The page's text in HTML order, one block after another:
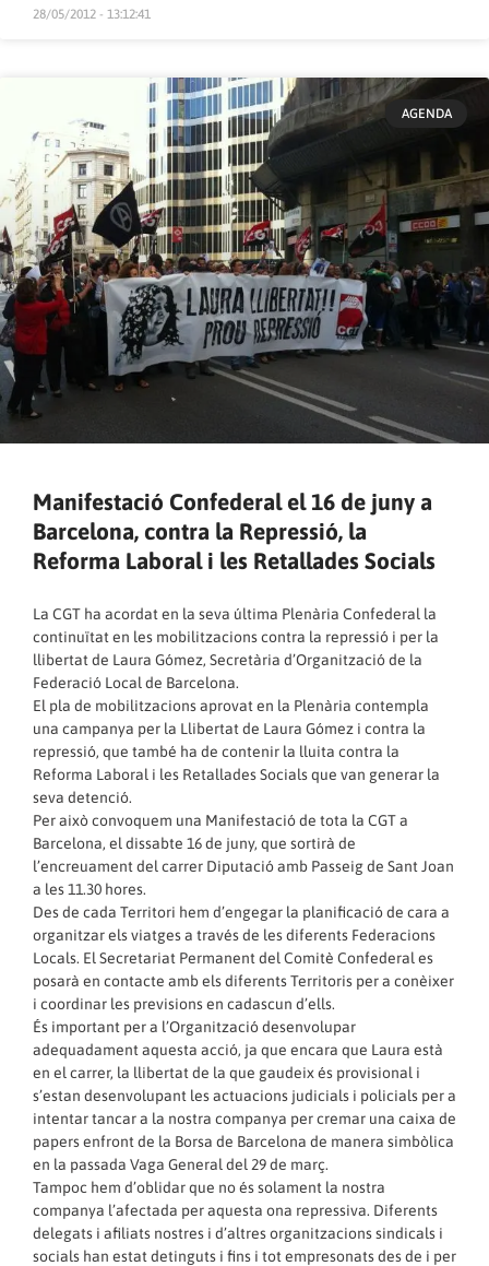
28/05/2012 - 13:12:41
AGENDA
Manifestació Confederal el 16 de juny a
Barcelona, contra la Repressió, la
Reforma Laboral i les Retallades Socials
La CGT ha acordat en la seva última Plenària Confederal la
continuïtat en les mobilitzacions contra la repressió i per la
llibertat de Laura Gómez, Secretària d’Organització de la
Federació Local de Barcelona.
El pla de mobilitzacions aprovat en la Plenària contempla
una campanya per la Llibertat de Laura Gómez i contra la
repressió, que també ha de contenir la lluita contra la
Reforma Laboral i les Retallades Socials que van generar la
seva detenció.
Per això convoquem una Manifestació de tota la CGT a
Barcelona, el dissabte 16 de juny, que sortirà de
l’encreuament del carrer Diputació amb Passeig de Sant Joan
a les 11.30 hores.
Des de cada Territori hem d’engegar la planificació de cara a
organitzar els viatges a través de les diferents Federacions
Locals. El Secretariat Permanent del Comitè Confederal es
posarà en contacte amb els diferents Territoris per a conèixer
i coordinar les previsions en cadascun d’ells.
És important per a l’Organització desenvolupar
adequadament aquesta acció, ja que encara que Laura està
en el carrer, la llibertat de la que gaudeix és provisional i
s’estan desenvolupant les actuacions judicials i policials per a
intentar tancar a la nostra companya per cremar una caixa de
papers enfront de la Borsa de Barcelona de manera simbòlica
en la passada Vaga General del 29 de març.
Tampoc hem d’oblidar que no és solament la nostra
companya l’afectada per aquesta ona repressiva. Diferents
delegats i afiliats nostres i d’altres organitzacions sindicals i
socials han estat detinguts i fins i tot empresonats des de i per